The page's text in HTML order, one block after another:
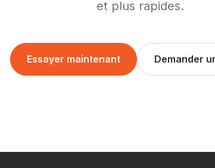
et plus rapides.
Essayer maintenant Demander